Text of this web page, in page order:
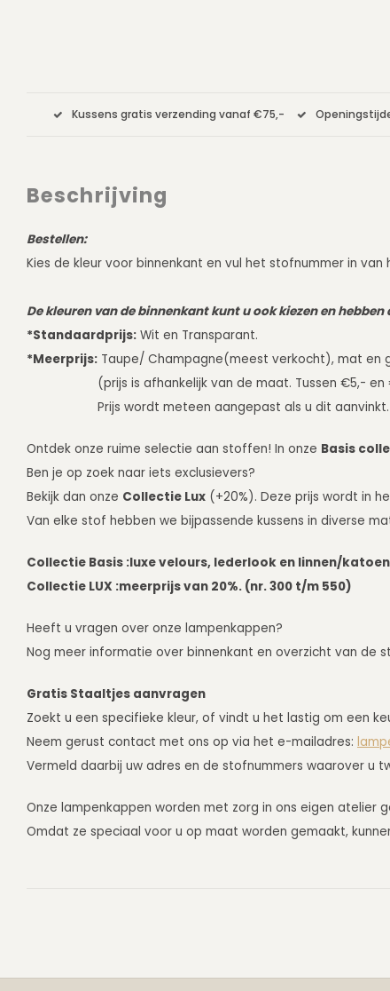
Kussens gratis verzending vanaf €75,-
Beschrijving
Bestellen:
Kies de kleur voor binnenkant en vul het stofnummer in
De kleuren van de binnenkant kunt u ook kiezen en hebben
*Standaardprijs: Wit en Transparant.
*Meerprijs: Taupe/ Champagne(meest verkocht), mat en
(prijs is afhankelijk van de maat. Tussen €5,- en
Prijs wordt meteen aangepast als u dit aanvinkt.
Ontdek onze ruime selectie aan stoffen! In onze Basis
Ben je op zoek naar iets exclusievers?
Bekijk dan onze Collectie Lux (+20%). Deze prijs wordt in
Van elke stof hebben we bijpassende kussens in diverse
Collectie Basis :luxe velours, lederlook en linnen/
Collectie LUX :meerprijs van 20%. (nr. 300 t/m 550)
Heeft u vragen over onze lampenkappen?
Nog meer informatie over binnenkant en overzicht van de
Gratis Staaltjes aanvragen
Zoekt u een specifieke kleur, of vindt u het lastig om een
Neem gerust contact met ons op via het e-mailadres:
Vermeld daarbij uw adres en de stofnummers waarover u
Onze lampenkappen worden met zorg in ons eigen atelier
Omdat ze speciaal voor u op maat worden gemaakt,